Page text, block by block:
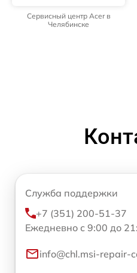
Сервисный центр Acer в
Челябинске
Служба поддержки
+7 (351) 200-51-37
Ежедневно с 9:00 до
info@chl.msi-repair-